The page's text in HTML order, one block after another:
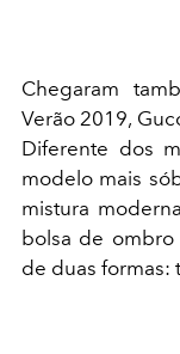
Chegaram
Verão 2019,
Diferente dos
modelo mais
mistura
bolsa de
de duas formas: